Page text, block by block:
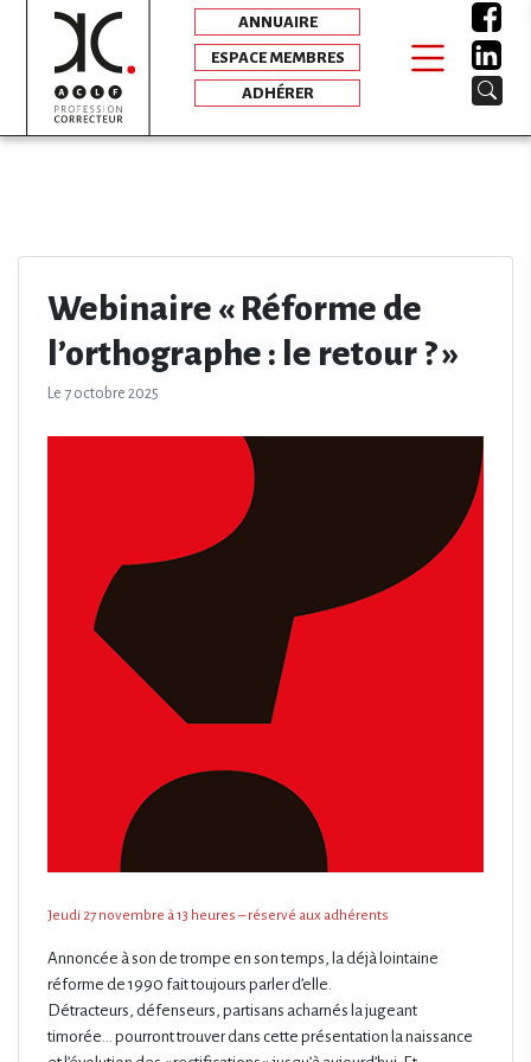
ANNUAIRE
ESPACE MEMBRES
ADHÉRER
Webinaire « Réforme de
l’orthographe : le retour ? »
Le 7 octobre 2025
Jeudi 27 novembre à 13 heures – réservé aux adhérents
Annoncée à son de trompe en son temps, la déjà lointaine
réforme de 1990 fait toujours parler d’elle.
Détracteurs, défenseurs, partisans acharnés la jugeant
timorée… pourront trouver dans cette présentation la naissance